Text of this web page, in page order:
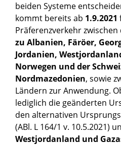
beiden Systeme
kommt bereits ab 1.9.2021
Präferenzverkehr zwischen
zu Albanien, Färöer,
Jordanien,
Norwegen und der
Nordmazedonien, sowie
Ländern zur Anwendung.
lediglich die geänderten
den alternativen
(ABl. L 164/1 v. 10.5.2021)
Westjordanland und